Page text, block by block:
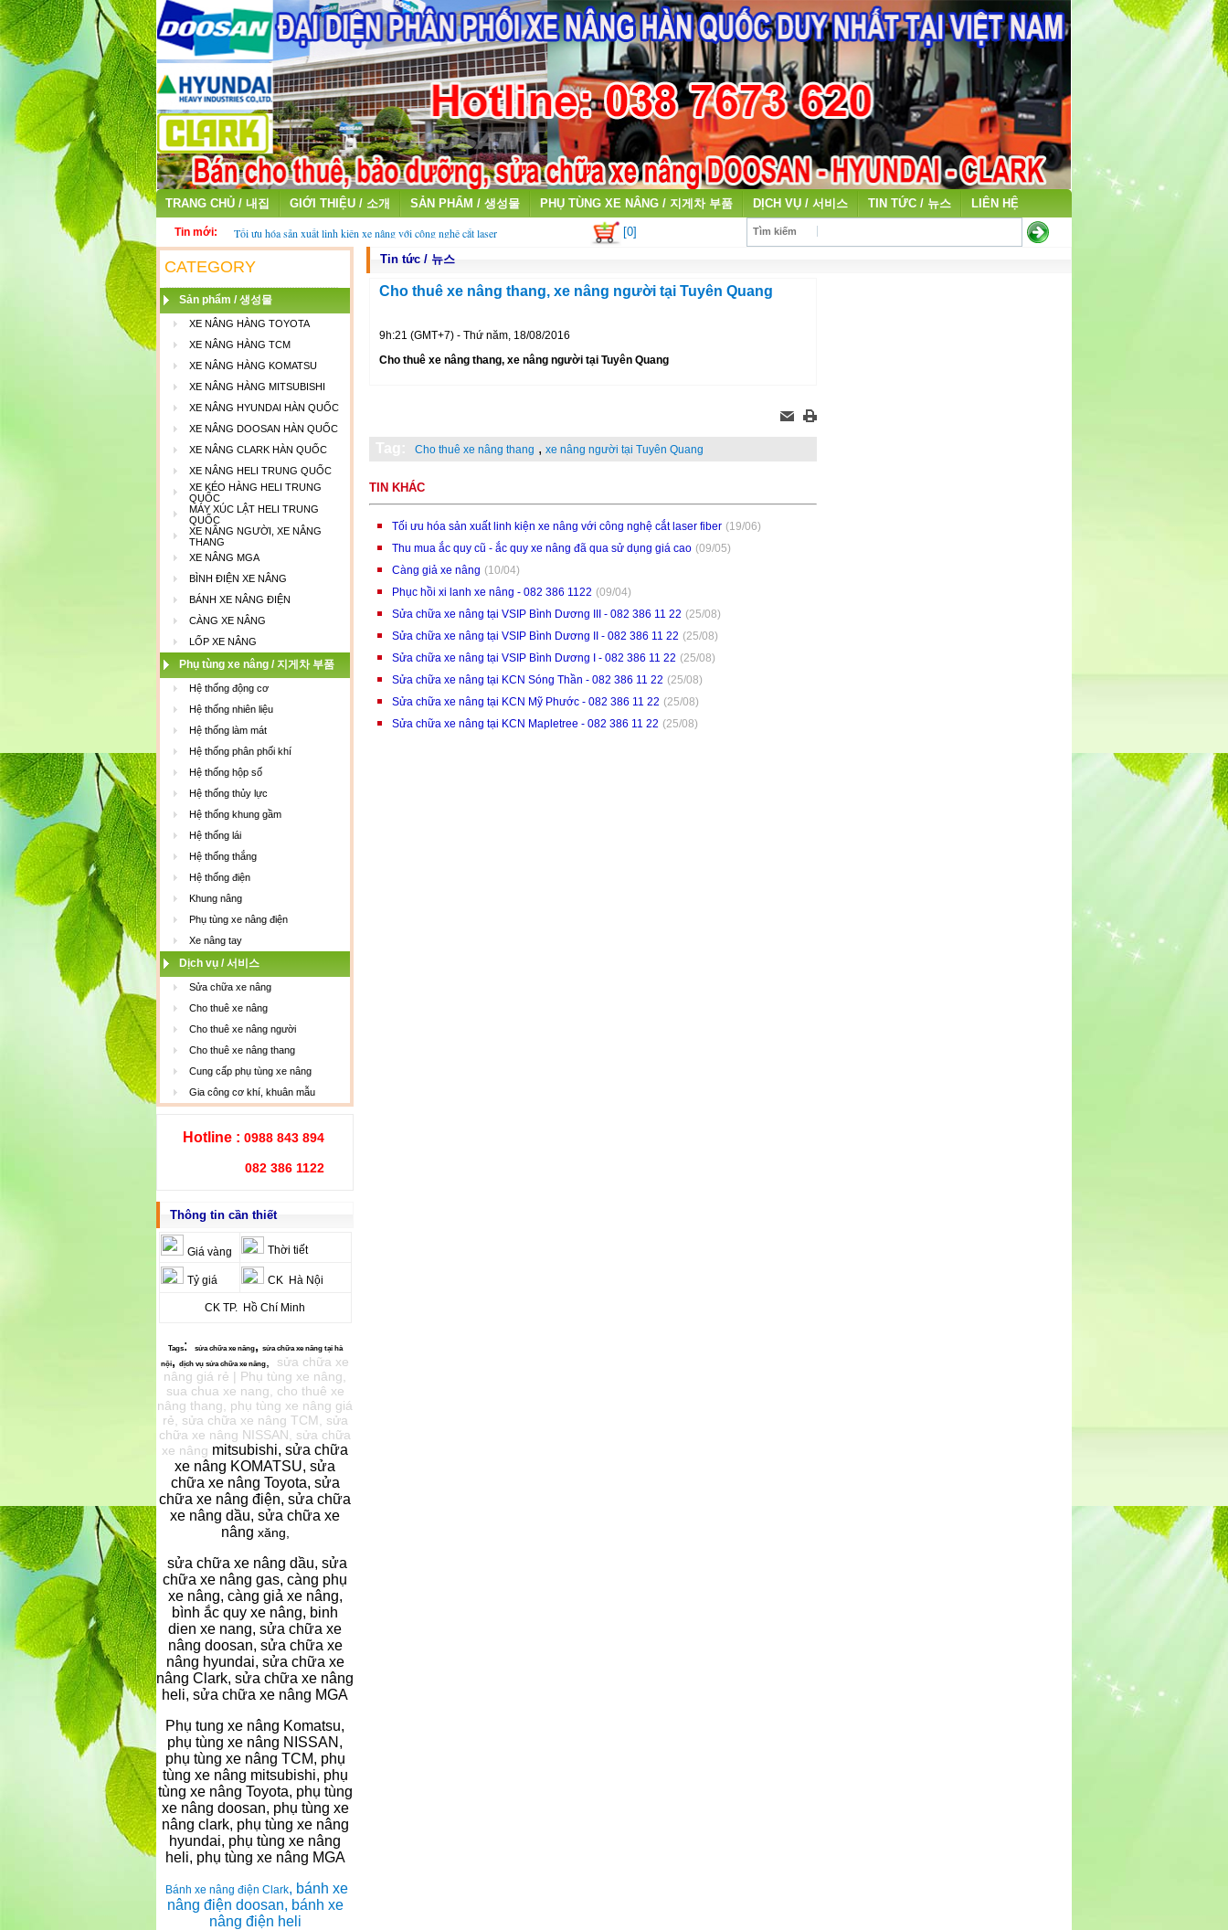
TRANG CHỦ / 내집 GIỚI THIỆU / 소개 SẢN PHẨM / 생성물 PHỤ TÙNG XE NÂNG / 지게차 부품 DỊCH VỤ / 서비스 TIN TỨC / 뉴스 LIÊN HỆ
Tin mới:
Tối ưu hóa sản xuất linh kiện xe nâng với công nghệ cắt laser
fiber
Thu mua ắc quy cũ - ắc quy xe nâng đã qua sử dụng giá cao
[0] Tìm kiếm
CATEGORY
Sản phẩm / 생성물
XE NÂNG HÀNG TOYOTA
XE NÂNG HÀNG TCM
XE NÂNG HÀNG KOMATSU
XE NÂNG HÀNG MITSUBISHI
XE NÂNG HYUNDAI HÀN QUỐC
XE NÂNG DOOSAN HÀN QUỐC
XE NÂNG CLARK HÀN QUỐC
XE NÂNG HELI TRUNG QUỐC
XE KÉO HÀNG HELI TRUNG
QUỐC
MÁY XÚC LẬT HELI TRUNG
QUỐC
XE NÂNG NGƯỜI, XE NÂNG
THANG
XE NÂNG MGA
BÌNH ĐIỆN XE NÂNG
BÁNH XE NÂNG ĐIỆN
CÀNG XE NÂNG
LỐP XE NÂNG
Phụ tùng xe nâng / 지게차 부품
Hệ thống động cơ
Hệ thống nhiên liệu
Hệ thống làm mát
Hệ thống phân phối khí
Hệ thống hộp số
Hệ thống thủy lực
Hệ thống khung gầm
Hệ thống lái
Hệ thống thắng
Hệ thống điện
Khung nâng
Phụ tùng xe nâng điện
Xe nâng tay
Dịch vụ / 서비스
Sửa chữa xe nâng
Cho thuê xe nâng
Cho thuê xe nâng người
Cho thuê xe nâng thang
Cung cấp phụ tùng xe nâng
Gia công cơ khí, khuân mẫu
Hotline : 0988 843 894
082 386 1122
Thông tin cần thiết
Giá vàng Thời tiết
Tỷ giá CK Hà Nội
CK TP. Hồ Chí Minh
Tags: sửa chữa xenâng, sửa chữa xe nângtại hà
nội, dịch vụ sửa chữa xe nâng
sửa chữa xe
nâng giá rẻ | Phụ tùng xe nâng,
sua chua xe nang, cho thuê xe
nâng thang, phụ tùng xe nâng giá
rẻ, sửa chữa xe nâng TCM, sửa
chữa xe nâng NISSAN, sửa chữa
xe nâng mitsubishi, sửa chữa
xe nâng KOMATSU, sửa
chữa xe nâng Toyota, sửa
chữa xe nâng điện, sửa chữa
xe nâng dầu, sửa chữa xe
nâng xăng,
sửa chữa xe nâng dầu, sửa
chữa xe nâng gas, càng phụ
xe nâng, càng giả xe nâng,
bình ắc quy xe nâng, binh
dien xe nang, sửa chữa xe
nâng doosan, sửa chữa xe
nâng hyundai, sửa chữa xe
nâng Clark, sửa chữa xe nâng
heli, sửa chữa xe nâng MGA
Phụ tung xe nâng Komatsu,
phụ tùng xe nâng NISSAN,
phụ tùng xe nâng TCM, phụ
tùng xe nâng mitsubishi, phụ
tùng xe nâng Toyota, phụ tùng
xe nâng doosan, phụ tùng xe
nâng clark, phụ tùng xe nâng
hyundai, phụ tùng xe nâng
heli, phụ tùng xe nâng MGA
Bánh xe nâng điện Clark, bánh xe
nâng điện doosan, bánh xe
nâng điện heli
Tin tức / 뉴스
Cho thuê xe nâng thang, xe nâng người tại Tuyên Quang
9h:21 (GMT+7) - Thứ năm, 18/08/2016
Cho thuê xe nâng thang, xe nâng người tại Tuyên Quang
Cho thuê xe nâng thang , xe nâng người tại Tuyên Quang
TIN KHÁC
Tối ưu hóa sản xuất linh kiện xe nâng với công nghệ cắt laser fiber (19/06)
Thu mua ắc quy cũ - ắc quy xe nâng đã qua sử dụng giá cao (09/05)
Càng giả xe nâng (10/04)
Phục hồi xi lanh xe nâng - 082 386 1122 (09/04)
Sửa chữa xe nâng tại VSIP Bình Dương III - 082 386 11 22 (25/08)
Sửa chữa xe nâng tại VSIP Bình Dương II - 082 386 11 22 (25/08)
Sửa chữa xe nâng tại VSIP Bình Dương I - 082 386 11 22 (25/08)
Sửa chữa xe nâng tại KCN Sóng Thần - 082 386 11 22 (25/08)
Sửa chữa xe nâng tại KCN Mỹ Phước - 082 386 11 22 (25/08)
Sửa chữa xe nâng tại KCN Mapletree - 082 386 11 22 (25/08)